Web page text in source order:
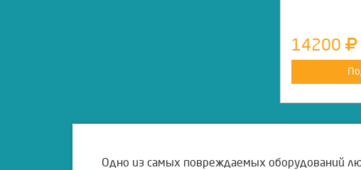
14200
Одно из самых повреждаемых оборудований